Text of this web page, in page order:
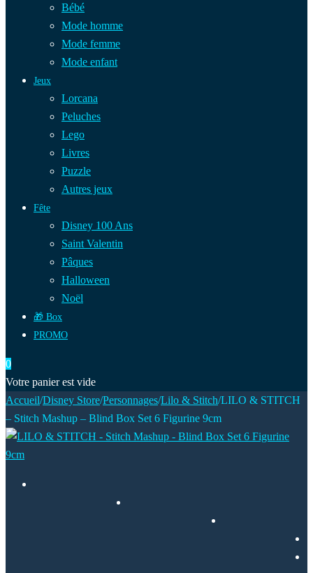
Bébé
Mode homme
Mode femme
Mode enfant
Jeux
Lorcana
Peluches
Lego
Livres
Puzzle
Autres jeux
Fête
Disney 100 Ans
Saint Valentin
Pâques
Halloween
Noël
🎁 Box
PROMO
0
Votre panier est vide
Accueil/Disney Store/Personnages/Lilo & Stitch/LILO & STITCH
– Stitch Mashup – Blind Box Set 6 Figurine 9cm